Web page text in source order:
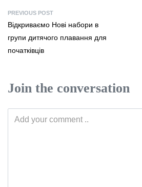
PREVIOUS POST
Відкриваємо Нові набори в
групи дитячого плавання для
початківців
Join the conversation